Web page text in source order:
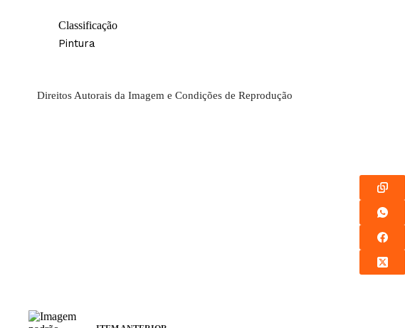
Classificação
Pintura
Direitos Autorais da Imagem e Condições de Reprodução